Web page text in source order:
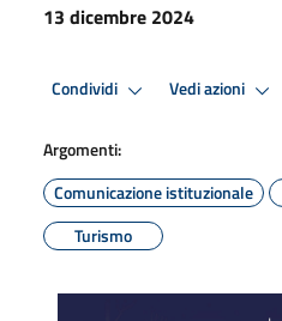
13 dicembre 2024
Condividi Vedi azioni
Argomenti:
Comunicazione istituzionale
Turismo